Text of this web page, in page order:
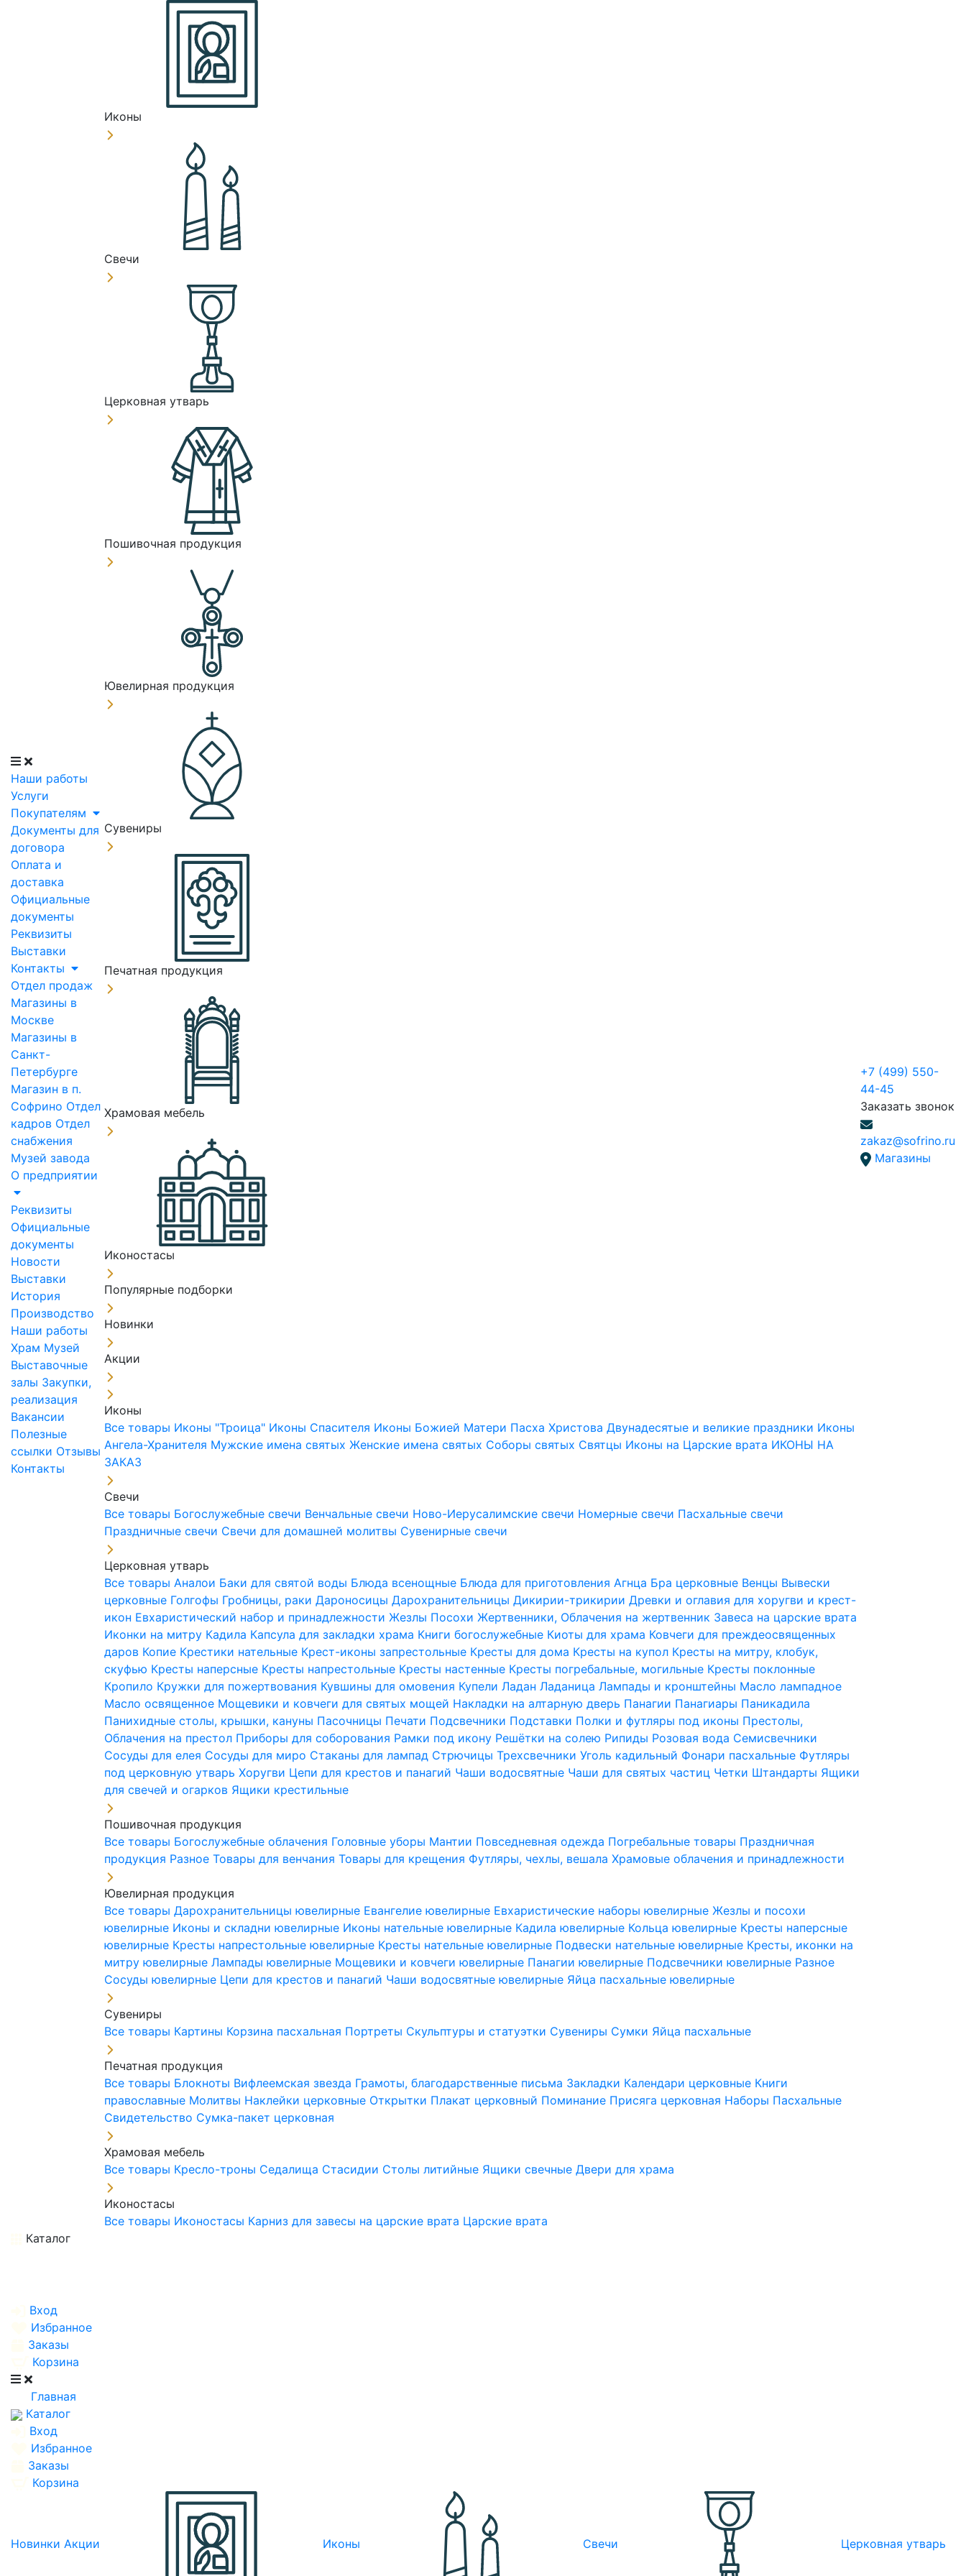
Наши работы
Услуги
Покупателям
Документы для
договора
Оплата и
доставка
Официальные
документы
Реквизиты
Выставки
Контакты
Отдел продаж
Магазины в
Москве
Магазины в
Санкт-
Петербурге
Магазин в п.
Софрино Отдел
кадров Отдел
снабжения
Музей завода
О предприятии
Реквизиты
Официальные
документы
Новости
Выставки
История
Производство
Наши работы
Храм Музей
Выставочные
залы Закупки,
реализация
Вакансии
Полезные
ссылки Отзывы
Контакты
Иконы
Свечи
Церковная утварь
Пошивочная продукция
Ювелирная продукция
Сувениры
Печатная продукция
Храмовая мебель
Иконостасы
Популярные подборки
Новинки
Акции
Иконы
Все товары Иконы "Троица" Иконы Спасителя Иконы Божией Матери Пасха ХристоваДвунадесятые и великие праздники Иконы
Ангела-Хранителя Мужские имена святыхЖенские имена святых Соборы святых Святцы Иконы на Царские врата ИКОНЫ НА
ЗАКАЗ
Свечи
Все товары Богослужебные свечи Венчальные свечи Ново-Иерусалимские свечи Номерные свечи Пасхальные свечи
Праздничные свечи Свечи для домашней молитвы Сувенирные свечи
Церковная утварь
Все товарыАналои Баки для святой воды Блюда всенощные Блюда для приготовления Агнца Бра церковные Венцы Вывески
церковные Голгофы Гробницы, ракиДароносицыДарохранительницыДикирии-трикирииДревки и оглавия для хоругви и крест-
икон Евхаристический набор и принадлежностиЖезлы ПосохиЖертвенники, Облачения на жертвенник Завеса на царские врата
Иконки на митру Кадила Капсула для закладки храма Книги богослужебные Киоты для храма Ковчеги для преждеосвященных
даров Копие Крестики нательные Крест-иконы запрестольные Кресты для дома Кресты на купол Кресты на митру, клобук,
скуфью Кресты наперсные Кресты напрестольные Кресты настенные Кресты погребальные, могильные Кресты поклонные
Кропило Кружки для пожертвования Кувшины для омовения КупелиЛаданЛаданицаЛампады и кронштейны Масло лампадное
Масло освященное Мощевики и ковчеги для святых мощей Накладки на алтарную дверь Панагии Панагиары Паникадила
Панихидные столы, крышки, кануны Пасочницы Печати Подсвечники Подставки Полки и футляры под иконы Престолы,
Облачения на престол Приборы для соборования Рамки под икону Решётки на солею Рипиды Розовая вода Семисвечники
Сосуды для елея Сосуды для миро Стаканы для лампад СтрючицыТрехсвечникиУголь кадильный Фонари пасхальные Футляры
под церковную утварьХоругви Цепи для крестов и панагий Чаши водосвятные Чаши для святых частиц Четки Штандарты Ящики
для свечей и огарков Ящики крестильные
Пошивочная продукция
Все товары Богослужебные облачения Головные уборы Мантии Повседневная одежда Погребальные товары Праздничная
продукция РазноеТовары для венчанияТовары для крещения Футляры, чехлы, вешалаХрамовые облачения и принадлежности
Ювелирная продукция
Все товарыДарохранительницы ювелирные Евангелие ювелирные Евхаристические наборы ювелирныеЖезлы и посохи
ювелирные Иконы и складни ювелирные Иконы нательные ювелирные Кадила ювелирные Кольца ювелирные Кресты наперсные
ювелирные Кресты напрестольные ювелирные Кресты нательные ювелирные Подвески нательные ювелирные Кресты, иконки на
митру ювелирныеЛампады ювелирные Мощевики и ковчеги ювелирные Панагии ювелирные Подсвечники ювелирные Разное
Сосуды ювелирные Цепи для крестов и панагий Чаши водосвятные ювелирные Яйца пасхальные ювелирные
Сувениры
Все товары Картины Корзина пасхальная Портреты Скульптуры и статуэтки Сувениры Сумки Яйца пасхальные
Печатная продукция
Все товары Блокноты Вифлеемская звезда Грамоты, благодарственные письма Закладки Календари церковные Книги
православные Молитвы Наклейки церковные Открытки Плакат церковный Поминание Присяга церковная Наборы Пасхальные
Свидетельство Сумка-пакет церковная
Храмовая мебель
Все товары Кресло-троны Седалища Стасидии Столы литийные Ящики свечныеДвери для храма
Иконостасы
Все товары Иконостасы Карниз для завесы на царские врата Царские врата
+7 (499) 550-
44-45
Заказать звонок
zakaz@sofrino.ru
Магазины
Каталог
Вход
Избранное
Заказы
Корзина
Главная
Каталог
Вход
Избранное
Заказы
Корзина
Новинки Акции Иконы Свечи Церковная утварь